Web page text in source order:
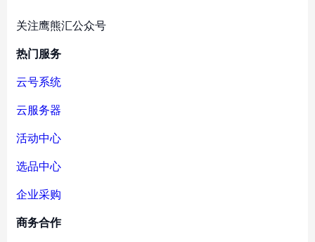
关注鹰熊汇公众号
热门服务
云号系统
云服务器
活动中心
选品中心
企业采购
商务合作